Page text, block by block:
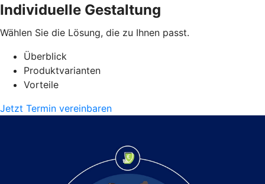
Individuelle Gestaltung
Wählen Sie die Lösung, die zu Ihnen passt.
Überblick
Produktvarianten
Vorteile
Jetzt Termin vereinbaren